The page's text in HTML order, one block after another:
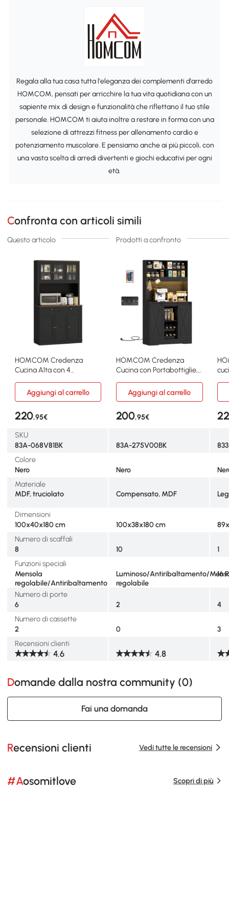
Regala alla tua casa tutta l'eleganza dei complementi d'arredo
HOMCOM, pensati per arricchire la tua vita quotidiana con un
sapiente mix di design e funzionalità che riflettano il tuo stile
personale. HOMCOM ti aiuta inoltre a restare in forma con una
selezione di attrezzi fitness per allenamento cardio e
potenziamento muscolare. E pensiamo anche ai più piccoli, con
una vasta scelta di arredi divertenti e giochi educativi per ogni
età.
Confronta con articoli simili
Questo articolo Prodotti a confronto
HOMCOM Credenza
Cucina Alta con 4
Nero
HOMCOM Credenza
Cucina con Portabottiglie,
Aggiungi al carrello
Aggiungi al carrello
220,95€ 200,95€
SKU
83A-068V81BK
83A-275V00BK
Colore
Nero
Nero
Materiale
MDF, truciolato
Compensato, MDF
Dimensioni
100x40x180 cm
100x38x180 cm
Numero di scaffali
8
10
1
Funzioni speciali
Mensola
regolabile/Antiribaltamento
Luminoso/Antiribaltamento/
regolabile
16
Numero di porte
6
2
4
Numero di cassette
2
0
3
Recensioni clienti
4.6 4.8
Domande dalla nostra community (0)
Fai una domanda
Recensioni clienti Vedi tutte le recensioni
#Aosomitlove Scopri di più